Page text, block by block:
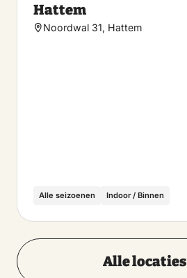
Hattem
Noordwal 31, Hattem
Alle seizoenen Indoor / Binnen
Alle locaties